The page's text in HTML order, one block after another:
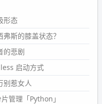
形态
斯的膝盖状态？
的悲剧
启动方式
别惹女人
管理「Python」